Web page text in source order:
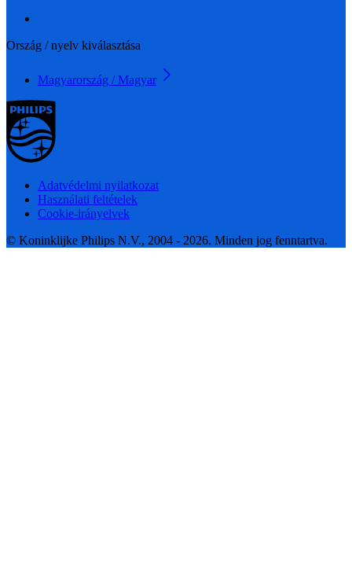
Ország / nyelv kiválasztása
Magyarország / Magyar
Adatvédelmi nyilatkozat
Használati feltételek
Cookie-irányelvek
© Koninklijke Philips N.V., 2004 - 2026. Minden jog fenntartva.